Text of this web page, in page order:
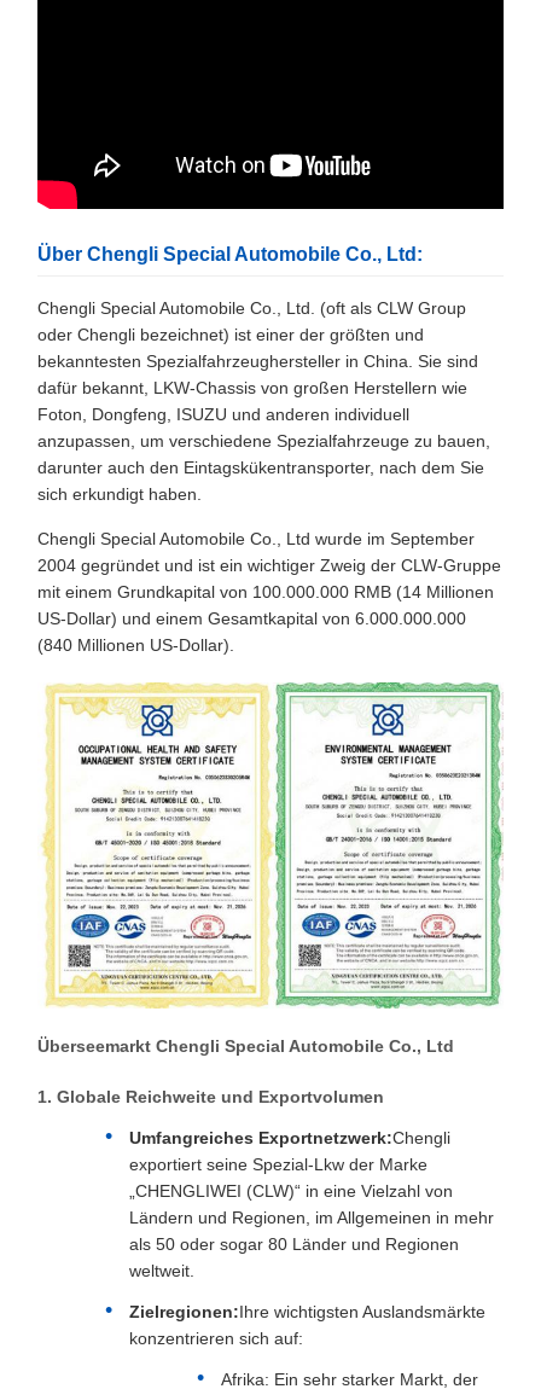
Über Chengli Special Automobile Co., Ltd:
Chengli Special Automobile Co., Ltd. (oft als CLW Group
oder Chengli bezeichnet) ist einer der größten und
bekanntesten Spezialfahrzeughersteller in China. Sie sind
dafür bekannt, LKW-Chassis von großen Herstellern wie
Foton, Dongfeng, ISUZU und anderen individuell
anzupassen, um verschiedene Spezialfahrzeuge zu bauen,
darunter auch den Eintagskükentransporter, nach dem Sie
sich erkundigt haben.
Chengli Special Automobile Co., Ltd wurde im September
2004 gegründet und ist ein wichtiger Zweig der CLW-Gruppe
mit einem Grundkapital von 100.000.000 RMB (14 Millionen
US-Dollar) und einem Gesamtkapital von 6.000.000.000
(840 Millionen US-Dollar).
Überseemarkt Chengli Special Automobile Co., Ltd
1. Globale Reichweite und Exportvolumen
Umfangreiches Exportnetzwerk:Chengli
exportiert seine Spezial-Lkw der Marke
„CHENGLIWEI (CLW)“ in eine Vielzahl von
Ländern und Regionen, im Allgemeinen in mehr
als 50 oder sogar 80 Länder und Regionen
weltweit.
Zielregionen:Ihre wichtigsten Auslandsmärkte
konzentrieren sich auf:
Afrika: Ein sehr starker Markt, der